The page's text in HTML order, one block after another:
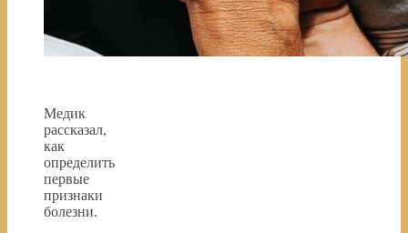
Медик
рассказал,
как
определить
первые
признаки
болезни.